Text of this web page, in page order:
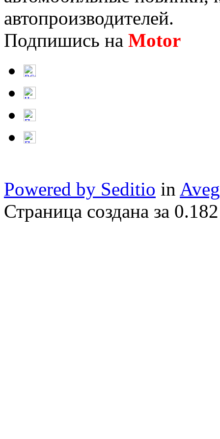
автопроизводителей.
Подпишись на Motor
Powered by Seditio in
Страница создана за